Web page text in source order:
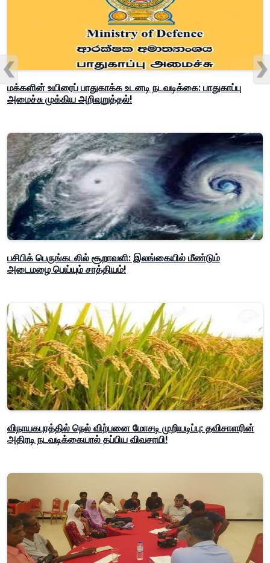
மக்களின் உயிரைப் பாதுகாக்க உடனடி நடவடிக்கை: பாதுகாப்பு
அமைச்சு முக்கிய அறிவுறுத்தல்!
பசிபிக் பெருங்கடலில் சூறாவளி: இலங்கையில் மீண்டும்
அடைமழை பெய்யும் சாத்தியம்!
விநாயகபுரத்தில் நெல் விற்பனை மோசடி முறியடிப்பு: தவிசாளரின்
அதிரடி நடவடிக்கையால் தப்பிய விவசாயி!